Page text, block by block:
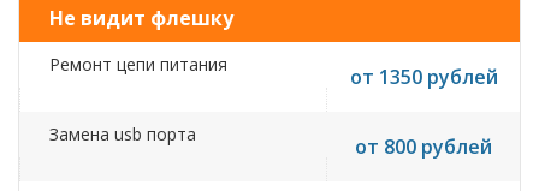
Не видит флешку
Ремонт цепи питания от 1350 рублей
Замена usb порта от 800 рублей